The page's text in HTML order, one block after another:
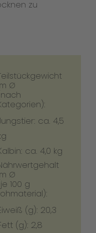
zu
Ø
ca. 4,5
ca. 4,0 kg
Ø
100 g
(g): 20,3
(g): 2,8